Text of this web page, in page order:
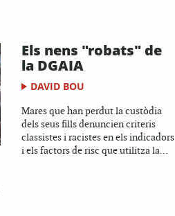
Els nens "robats" de
la DGAIA
DAVID BOU
Mares que han perdut la custòdia
dels seus fills denuncien criteris
classistes i racistes en els indicadors
i els factors de risc que utilitza la...